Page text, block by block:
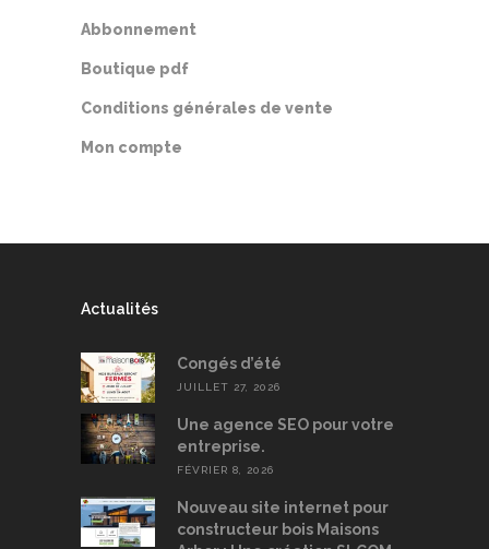
Abbonnement
Boutique pdf
Conditions générales de vente
Mon compte
Actualités
Congés d’été
JUILLET 27, 2026
Une agence SEO pour votre
entreprise.
FÉVRIER 8, 2026
Nouveau site internet pour
constructeur bois Maisons